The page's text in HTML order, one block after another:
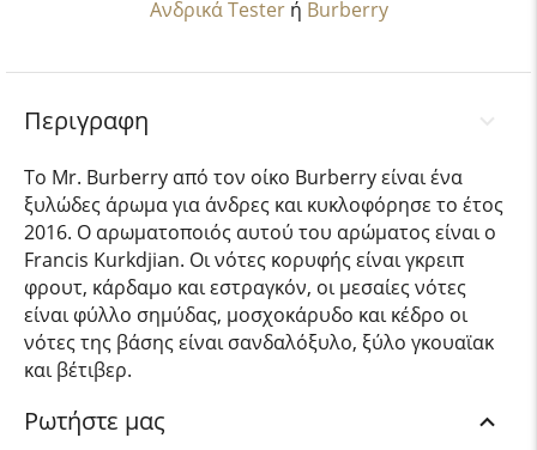
Ανδρικά Testerή Burberry
Περιγραφη
Το Mr. Burberry από τον οίκο Burberry είναι ένα
ξυλώδες άρωμα για άνδρες και κυκλοφόρησε το έτος
2016. Ο αρωματοποιός αυτού του αρώματος είναι ο
Francis Kurkdjian. Οι νότες κορυφής είναι γκρειπ
φρουτ, κάρδαμο και εστραγκόν, οι μεσαίες νότες
είναι φύλλο σημύδας, μοσχοκάρυδο και κέδρο οι
νότες της βάσης είναι σανδαλόξυλο, ξύλο γκουαϊακ
και βέτιβερ.
Ρωτήστε μας